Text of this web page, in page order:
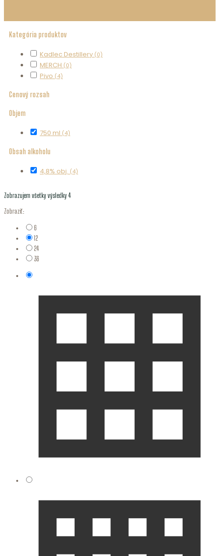
Kategória produktov
Kadlec Destillery (0)
MERCH (0)
Pivo (4)
Cenový rozsah
Objem
750 ml (4)
Obsah alkoholu
4,8% obj. (4)
Zobrazujem všetky výsledky 4
Zobraziť:
6
12
24
36